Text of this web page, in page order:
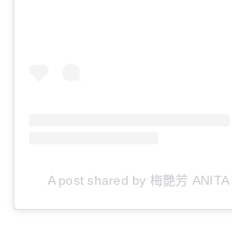
A post shared by 梅艷芳